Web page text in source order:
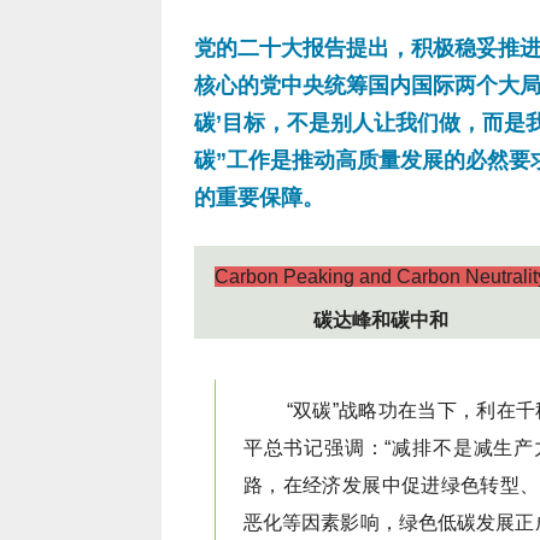
的重要保障。
Carbon Peaking and Carbon
碳达峰和碳中和